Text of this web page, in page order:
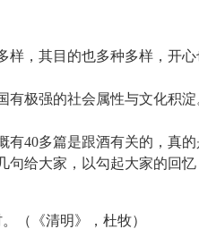
，其目的也多种多样，开
极强的社会属性与文化积淀
40多篇是跟酒有关的，真
给大家，以勾起大家的回忆
（《清明》，杜牧）